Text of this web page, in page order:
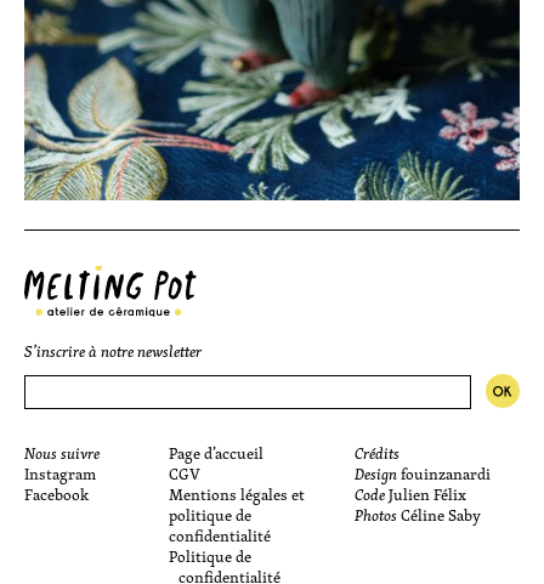
Nous suivre
Instagram
Facebook
S’inscrire à notre newsletter
Page d’accueil
CGV
Mentions légales et
politique de
confidentialité
Politique de
confidentialité
Crédits
Designfouinzanardi
CodeJulien Félix
PhotosCéline Saby